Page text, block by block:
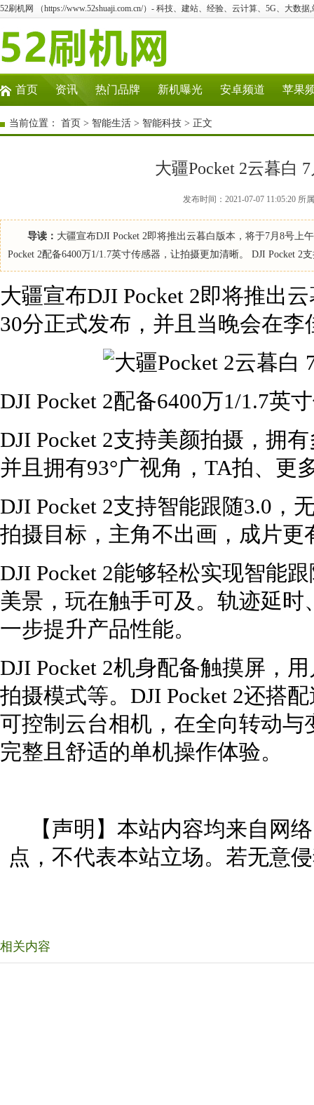
52刷机网 （https://www.52shuaji.com.cn/）- 科技、建站、经验、云计算、5G、大数据
首页 资讯 热门品牌 新机曝光 安卓频道 苹果
当前位置： 首页 > 智能生活 > 智能科技 > 正文
大疆Pocket 2云暮白
发布时间：2021-07-07 11:05:20
导读： 大疆宣布DJI Pocket 2即将推出云暮白版本，将于7月8号
Pocket 2配备6400万1/1.7英寸传感器，让拍摄更加清晰。 DJI Pocket
大疆宣布DJI Pocket 2即将推出
30分正式发布，并且当晚会在
DJI Pocket 2配备6400万1/1.7英
DJI Pocket 2支持美颜拍摄，拥
并且拥有93°广视角，TA拍、更
DJI Pocket 2支持智能跟随3.0，
拍摄目标，主角不出画，成片更
DJI Pocket 2能够轻松实现智能
美景，玩在触手可及。轨迹延
一步提升产品性能。
DJI Pocket 2机身配备触摸屏，
拍摄模式等。DJI Pocket 2还搭
可控制云台相机，在全向转动
完整且舒适的单机操作体验。
【声明】本站内容均来自网
点，不代表本站立场。若无意
相关内容